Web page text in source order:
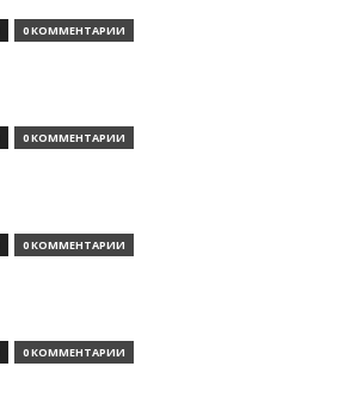
0 КОММЕНТАРИИ
0 КОММЕНТАРИИ
0 КОММЕНТАРИИ
0 КОММЕНТАРИИ